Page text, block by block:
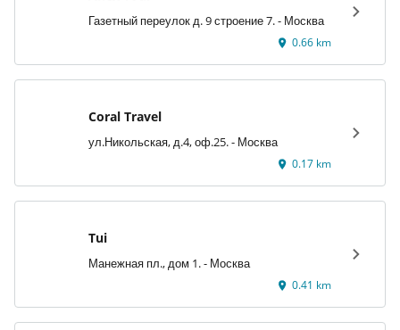
Газетный переулок д. 9 строение 7. - Москва
0.66 km
Coral Travel
ул.Никольская, д.4, оф.25. - Москва
0.17 km
Tui
Манежная пл., дом 1. - Москва
0.41 km